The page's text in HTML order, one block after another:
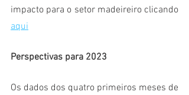
aqui
Perspectivas para 2023
Os dados dos quatro primeiros meses de